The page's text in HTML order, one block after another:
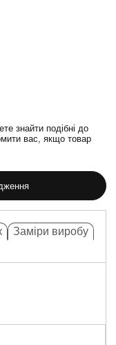
знайти подібні до
вас, якщо товар
Заміри виробу